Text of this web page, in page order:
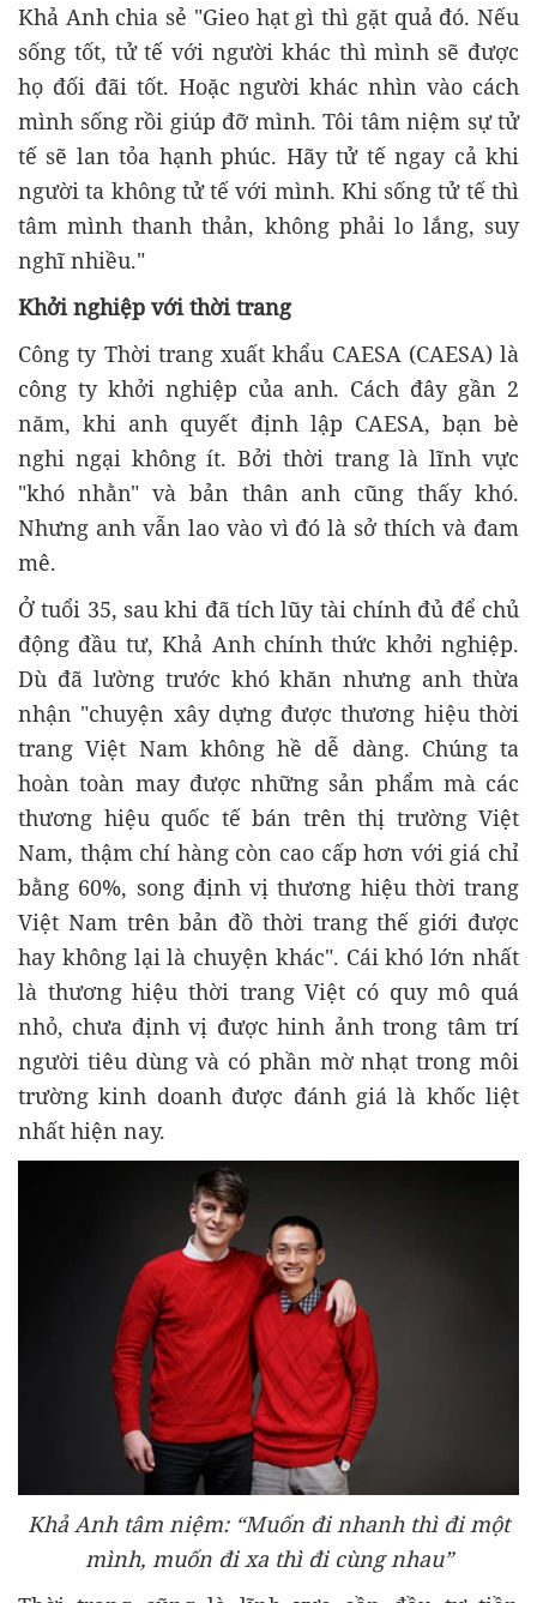
Khả Anh chia sẻ "Gieo hạt gì thì gặt quả đó. Nếu
sống tốt, tử tế với người khác thì mình sẽ được
họ đối đãi tốt. Hoặc người khác nhìn vào cách
mình sống rồi giúp đỡ mình. Tôi tâm niệm sự tử
tế sẽ lan tỏa hạnh phúc. Hãy tử tế ngay cả khi
người ta không tử tế với mình. Khi sống tử tế thì
tâm mình thanh thản, không phải lo lắng, suy
nghĩ nhiều."
Khởi nghiệp với thời trang
Công ty Thời trang xuất khẩu CAESA (CAESA) là
công ty khởi nghiệp của anh. Cách đây gần 2
năm, khi anh quyết định lập CAESA, bạn bè
nghi ngại không ít. Bởi thời trang là lĩnh vực
"khó nhằn" và bản thân anh cũng thấy khó.
Nhưng anh vẫn lao vào vì đó là sở thích và đam
mê.
Ở tuổi 35, sau khi đã tích lũy tài chính đủ để chủ
động đầu tư, Khả Anh chính thức khởi nghiệp.
Dù đã lường trước khó khăn nhưng anh thừa
nhận "chuyện xây dựng được thương hiệu thời
trang Việt Nam không hề dễ dàng. Chúng ta
hoàn toàn may được những sản phẩm mà các
thương hiệu quốc tế bán trên thị trường Việt
Nam, thậm chí hàng còn cao cấp hơn với giá chỉ
bằng 60%, song định vị thương hiệu thời trang
Việt Nam trên bản đồ thời trang thế giới được
hay không lại là chuyện khác". Cái khó lớn nhất
là thương hiệu thời trang Việt có quy mô quá
nhỏ, chưa định vị được hinh ảnh trong tâm trí
người tiêu dùng và có phần mờ nhạt trong môi
trường kinh doanh được đánh giá là khốc liệt
nhất hiện nay.
Khả Anh tâm niệm: “Muốn đi nhanh thì đi một
mình, muốn đi xa thì đi cùng nhau”